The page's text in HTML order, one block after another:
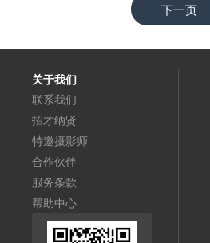
下一页
关于我们
联系我们
招才纳贤
特邀摄影师
合作伙伴
服务条款
帮助中心